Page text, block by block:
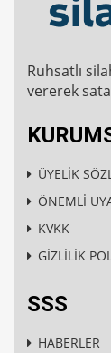
Ruhsatlı
vererek
ÜYELİK
ÖNEMLİ
KVKK
GİZLİLİK
SSS
HABERLER